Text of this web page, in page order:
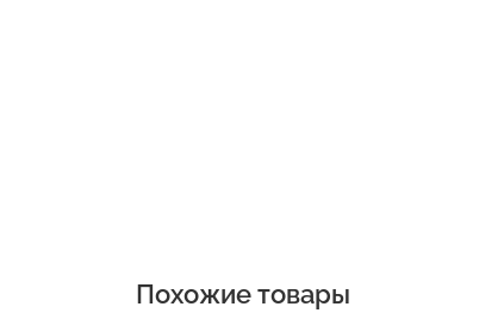
Похожие товары